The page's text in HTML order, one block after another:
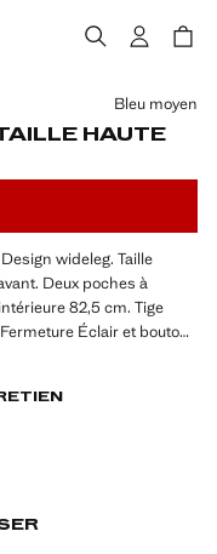
HAUTE
Bleu moyen
wideleg. Taille
Deux poches à
82,5 cm. Tige
Éclair et bouton